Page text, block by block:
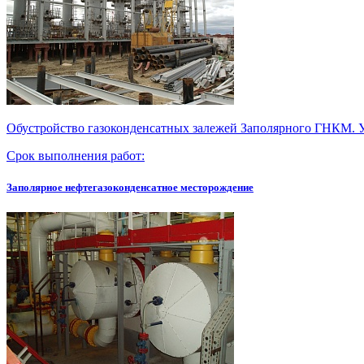
Обустройство газоконденсатных залежей Заполярного ГНКМ.
Срок выполнения работ:
Заполярное нефтегазоконденсатное месторождение